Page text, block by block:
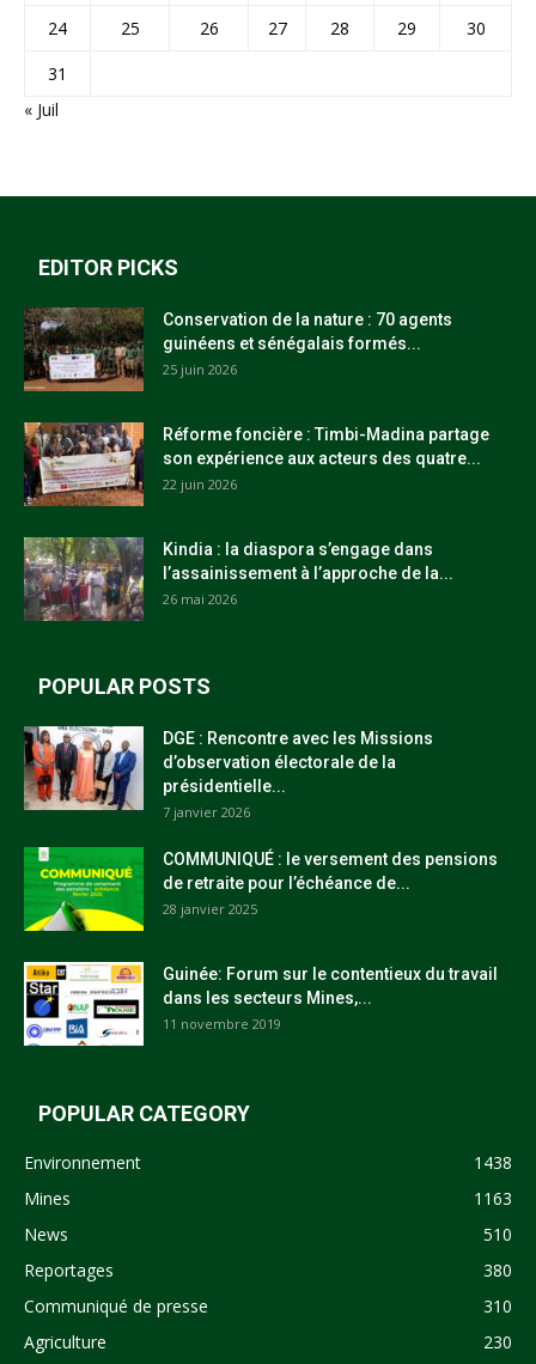
24
25 26 27 28 29
30
31
« Juil
EDITOR PICKS
Conservation de la nature : 70 agents
guinéens et sénégalais formés...
25 juin 2026
Réforme foncière : Timbi-Madina partage
son expérience aux acteurs des quatre...
22 juin 2026
Kindia : la diaspora s’engage dans
l’assainissement à l’approche de la...
26 mai 2026
POPULAR POSTS
DGE : Rencontre avec les Missions
d’observation électorale de la
présidentielle...
7 janvier 2026
COMMUNIQUÉ : le versement des pensions
de retraite pour l’échéance de...
28 janvier 2025
Guinée: Forum sur le contentieux du travail
dans les secteurs Mines,...
11 novembre 2019
POPULAR CATEGORY
Environnement
1438
Mines
1163
News
510
Reportages
380
Communiqué de presse
310
Agriculture
230